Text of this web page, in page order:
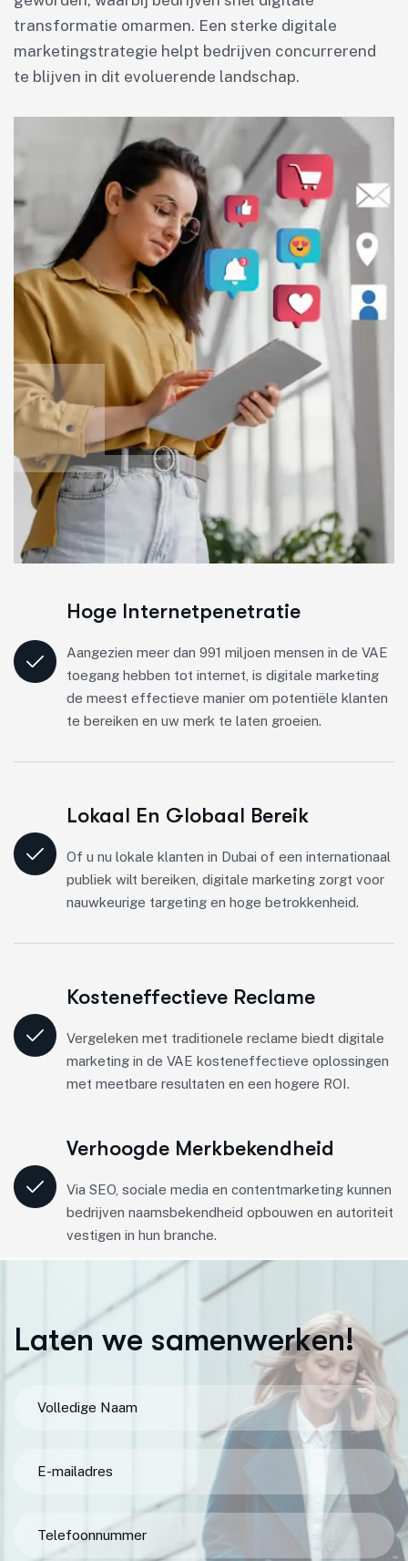
transformatie omarmen. Een sterke digitale
marketingstrategie helpt bedrijven concurrerend
te blijven in dit evoluerende landschap.
Hoge Internetpenetratie
Aangezien meer dan 991 miljoen mensen in de VAE
toegang hebben tot internet, is digitale marketing
de meest effectieve manier om potentiële klanten
te bereiken en uw merk te laten groeien.
Lokaal En Globaal Bereik
Of u nu lokale klanten in Dubai of een internationaal
publiek wilt bereiken, digitale marketing zorgt voor
nauwkeurige targeting en hoge betrokkenheid.
Kosteneffectieve Reclame
Vergeleken met traditionele reclame biedt digitale
marketing in de VAE kosteneffectieve oplossingen
met meetbare resultaten en een hogere ROI.
Verhoogde Merkbekendheid
Via SEO, sociale media en contentmarketing kunnen
bedrijven naamsbekendheid opbouwen en autoriteit
vestigen in hun branche.
Laten we samenwerken!